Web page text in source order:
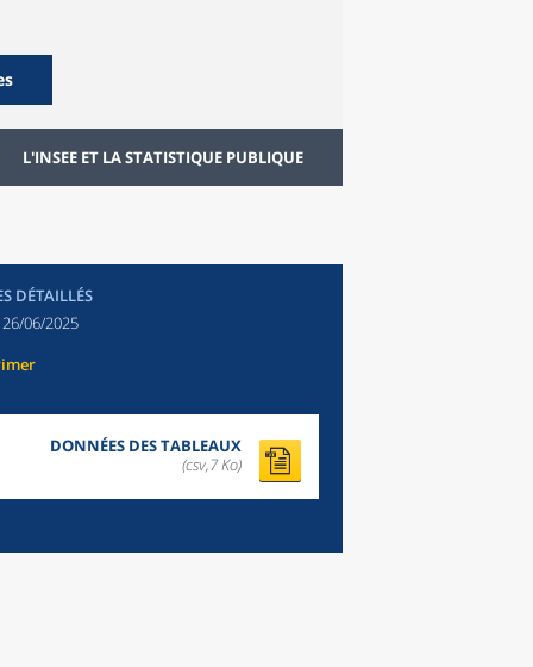
L'INSEE ET LA STATISTIQUE PUBLIQUE
DÉTAILLÉS
26/06/2025
DONNÉES DES TABLEAUX
(csv,7 Ko)